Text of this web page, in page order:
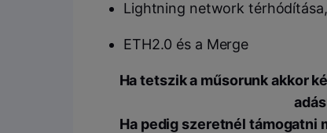
Lightning network
ETH2.0 és a Merge
Ha tetszik a műsorunk akkor
Ha pedig szeretnél támogatni